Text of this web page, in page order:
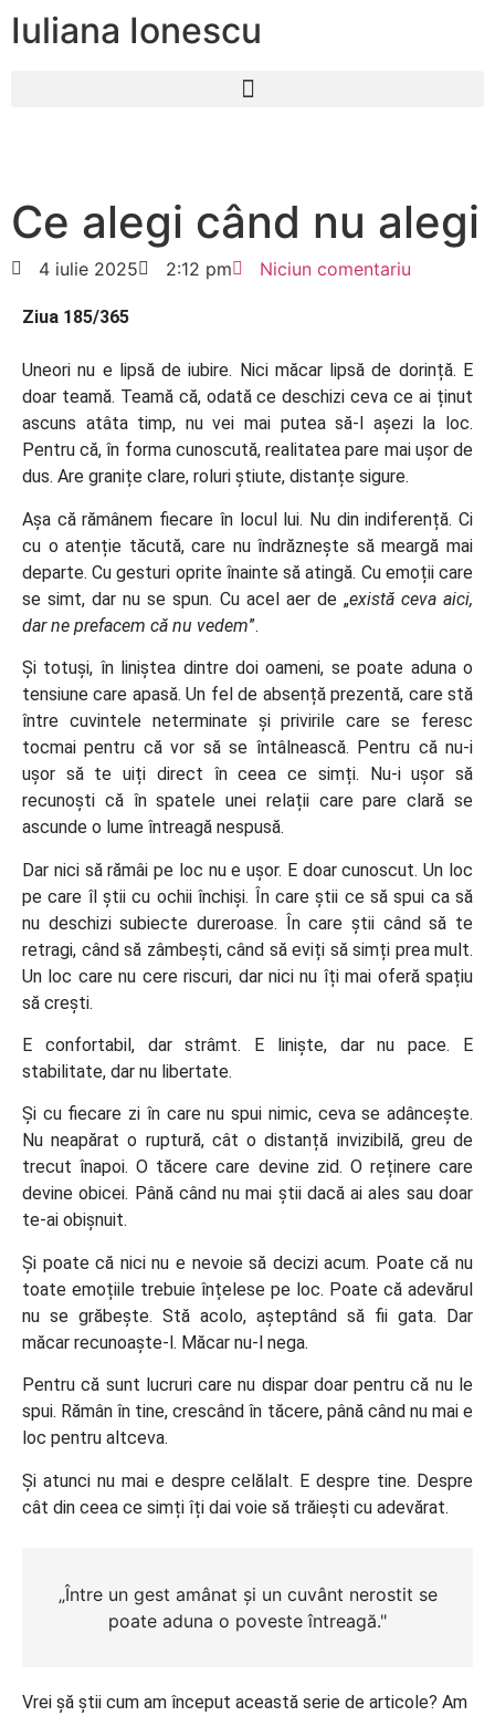
Iuliana Ionescu
Ce alegi când nu alegi
4 iulie 2025 2:12 pm Niciun comentariu
Ziua 185/365
Uneori nu e lipsă de iubire. Nici măcar lipsă de dorință. E
doar teamă. Teamă că, odată ce deschizi ceva ce ai ținut
ascuns atâta timp, nu vei mai putea să-l așezi la loc.
Pentru că, în forma cunoscută, realitatea pare mai ușor de
dus. Are granițe clare, roluri știute, distanțe sigure.
Așa că rămânem fiecare în locul lui. Nu din indiferență. Ci
cu o atenție tăcută, care nu îndrăznește să meargă mai
departe. Cu gesturi oprite înainte să atingă. Cu emoții care
se simt, dar nu se spun. Cu acel aer de „există ceva aici,
dar ne prefacem că nu vedem”.
Și totuși, în liniștea dintre doi oameni, se poate aduna o
tensiune care apasă. Un fel de absență prezentă, care stă
între cuvintele neterminate și privirile care se feresc
tocmai pentru că vor să se întâlnească. Pentru că nu-i
ușor să te uiți direct în ceea ce simți. Nu-i ușor să
recunoști că în spatele unei relații care pare clară se
ascunde o lume întreagă nespusă.
Dar nici să rămâi pe loc nu e ușor. E doar cunoscut. Un loc
pe care îl știi cu ochii închiși. În care știi ce să spui ca să
nu deschizi subiecte dureroase. În care știi când să te
retragi, când să zâmbești, când să eviți să simți prea mult.
Un loc care nu cere riscuri, dar nici nu îți mai oferă spațiu
să crești.
E confortabil, dar strâmt. E liniște, dar nu pace. E
stabilitate, dar nu libertate.
Și cu fiecare zi în care nu spui nimic, ceva se adâncește.
Nu neapărat o ruptură, cât o distanță invizibilă, greu de
trecut înapoi. O tăcere care devine zid. O reținere care
devine obicei. Până când nu mai știi dacă ai ales sau doar
te-ai obișnuit.
Și poate că nici nu e nevoie să decizi acum. Poate că nu
toate emoțiile trebuie înțelese pe loc. Poate că adevărul
nu se grăbește. Stă acolo, așteptând să fii gata. Dar
măcar recunoaște-l. Măcar nu-l nega.
Pentru că sunt lucruri care nu dispar doar pentru că nu le
spui. Rămân în tine, crescând în tăcere, până când nu mai e
loc pentru altceva.
Și atunci nu mai e despre celălalt. E despre tine. Despre
cât din ceea ce simți îți dai voie să trăiești cu adevărat.
„Între un gest amânat și un cuvânt nerostit se
poate aduna o poveste întreagă."
Vrei șă știi cum am început această serie de articole? Am